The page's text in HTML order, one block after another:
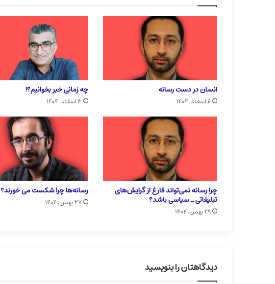
انسان در دست رسانه
۶ اسفند, ۱۴۰۴
چه زمانی خبر بخوانیم؟!
۳ اسفند, ۱۴۰۴
چرا رسانه نمی‌تواند فارغ از گرایش‌های
تبلیغاتی ـ سیاسی باشد؟
۲۹ بهمن, ۱۴۰۴
رسانه‌ها چرا شکست می خورند؟
۲۷ بهمن, ۱۴۰۴
دیدگاهتان را بنویسید